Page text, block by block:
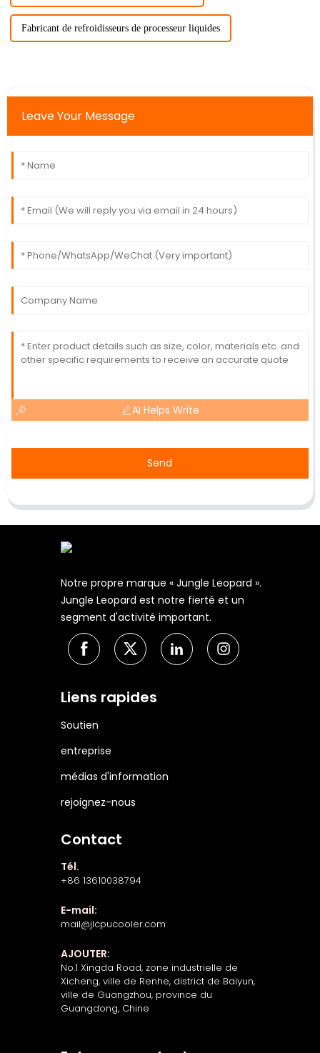
Fabricant de refroidisseurs de processeur liquides
Leave Your Message
AI Helps Write
Send
Notre propre marque « Jungle Leopard ».
Jungle Leopard est notre fierté et un
segment d'activité important.
Liens rapides
Soutien
entreprise
médias d'information
rejoignez-nous
Contact
Tél.
+86 13610038794
E-mail:
mail@jlcpucooler.com
AJOUTER:
No.1 Xingda Road, zone industrielle de
Xicheng, ville de Renhe, district de Baiyun,
ville de Guangzhou, province du
Guangdong, Chine